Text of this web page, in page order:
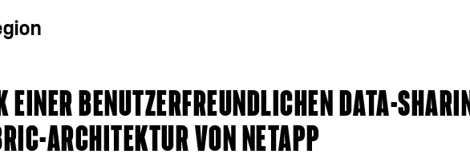
EINER BENUTZERFREUNDLICHEN DATA-
ARCHITEKTUR VON NETAPP